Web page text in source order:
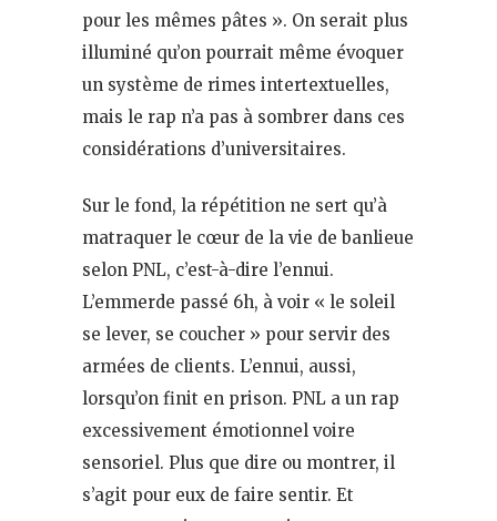
pour les mêmes pâtes ». On serait plus
illuminé qu’on pourrait même évoquer
un système de rimes intertextuelles,
mais le rap n’a pas à sombrer dans ces
considérations d’universitaires.
Sur le fond, la répétition ne sert qu’à
matraquer le cœur de la vie de banlieue
selon PNL, c’est-à-dire l’ennui.
L’emmerde passé 6h, à voir « le soleil
se lever, se coucher » pour servir des
armées de clients. L’ennui, aussi,
lorsqu’on finit en prison. PNL a un rap
excessivement émotionnel voire
sensoriel. Plus que dire ou montrer, il
s’agit pour eux de faire sentir. Et